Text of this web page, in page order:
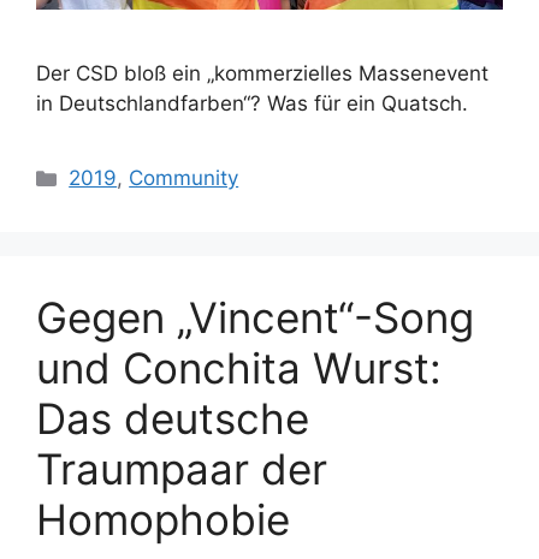
Der CSD bloß ein „kommerzielles Massenevent
in Deutschlandfarben“? Was für ein Quatsch.
Kategorien
2019, Community
Gegen „Vincent“-Song
und Conchita Wurst:
Das deutsche
Traumpaar der
Homophobie